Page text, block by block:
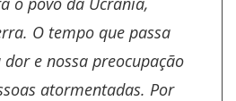
O tempo que passa
e nossa preocupação
atormentadas. Por